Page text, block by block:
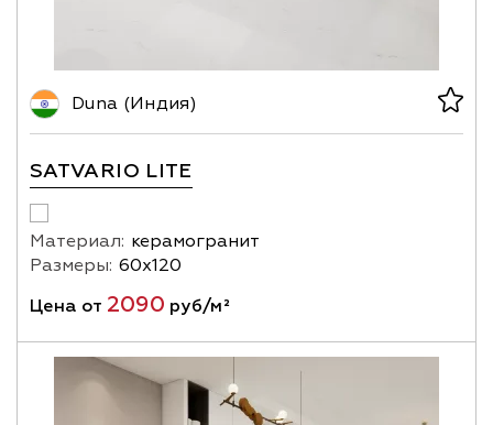
Duna (Индия)
SATVARIO LITE
Материал: керамогранит
Размеры: 60х120
Цена от 2090 руб/м²